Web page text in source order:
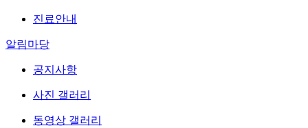
진료안내
알림마당
공지사항
사진 갤러리
동영상 갤러리